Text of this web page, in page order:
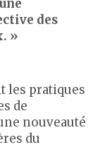
des
»
les pratiques
de
nouveauté
du